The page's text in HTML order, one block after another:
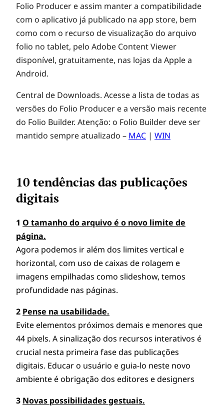
Folio Producer e assim manter a compatibilidade
com o aplicativo já publicado na app store, bem
como com o recurso de visualização do arquivo
folio no tablet, pelo Adobe Content Viewer
disponível, gratuitamente, nas lojas da Apple a
Android.
Central de Downloads. Acesse a lista de todas as
versões do Folio Producer e a versão mais recente
do Folio Builder. Atenção: o Folio Builder deve ser
mantido sempre atualizado – MAC | WIN
10 tendências das publicações
digitais
1 O tamanho do arquivo é o novo limite de
página.
Agora podemos ir além dos limites vertical e
horizontal, com uso de caixas de rolagem e
imagens empilhadas como slideshow, temos
profundidade nas páginas.
2 Pense na usabilidade.
Evite elementos próximos demais e menores que
44 pixels. A sinalização dos recursos interativos é
crucial nesta primeira fase das publicações
digitais. Educar o usuário e guia-lo neste novo
ambiente é obrigação dos editores e designers
3 Novas possibilidades gestuais.